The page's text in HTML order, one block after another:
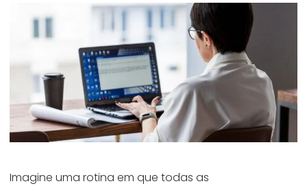
Imagine uma rotina em que todas as